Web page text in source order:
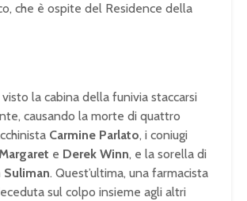
che è ospite del Residence della
visto la cabina della funivia staccarsi
causando la morte di quattro
Carmine Parlato, i coniugi
e Derek Winn, e la sorella di
Suliman. Quest’ultima, una farmacista
sul colpo insieme agli altri